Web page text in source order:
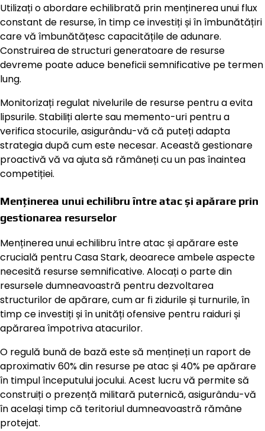
Utilizați o abordare echilibrată prin menținerea unui flux
constant de resurse, în timp ce investiți și în îmbunătățiri
care vă îmbunătățesc capacitățile de adunare.
Construirea de structuri generatoare de resurse
devreme poate aduce beneficii semnificative pe termen
lung.
Monitorizați regulat nivelurile de resurse pentru a evita
lipsurile. Stabiliți alerte sau memento-uri pentru a
verifica stocurile, asigurându-vă că puteți adapta
strategia după cum este necesar. Această gestionare
proactivă vă va ajuta să rămâneți cu un pas înaintea
competiției.
Menținerea unui echilibru între atac și apărare prin
gestionarea resurselor
Menținerea unui echilibru între atac și apărare este
crucială pentru Casa Stark, deoarece ambele aspecte
necesită resurse semnificative. Alocați o parte din
resursele dumneavoastră pentru dezvoltarea
structurilor de apărare, cum ar fi zidurile și turnurile, în
timp ce investiți și în unități ofensive pentru raiduri și
apărarea împotriva atacurilor.
O regulă bună de bază este să mențineți un raport de
aproximativ 60% din resurse pe atac și 40% pe apărare
în timpul începutului jocului. Acest lucru vă permite să
construiți o prezență militară puternică, asigurându-vă
în același timp că teritoriul dumneavoastră rămâne
protejat.